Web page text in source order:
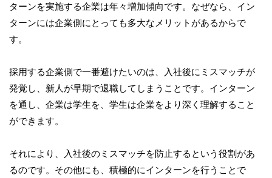
ターンを実施する企業は年々増加傾向です。なぜなら、イン
ターンには企業側にとっても多大なメリットがあるからで
す。
採用する企業側で一番避けたいのは、入社後にミスマッチが
発覚し、新人が早期で退職してしまうことです。インターン
を通し、企業は学生を、学生は企業をより深く理解すること
ができます。
それにより、入社後のミスマッチを防止するという役割があ
るのです。その他にも、積極的にインターンを行うことで